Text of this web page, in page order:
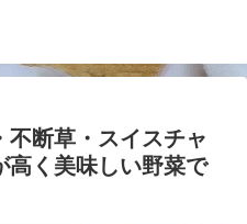
不断草・スイスチャ
く美味しい野菜で